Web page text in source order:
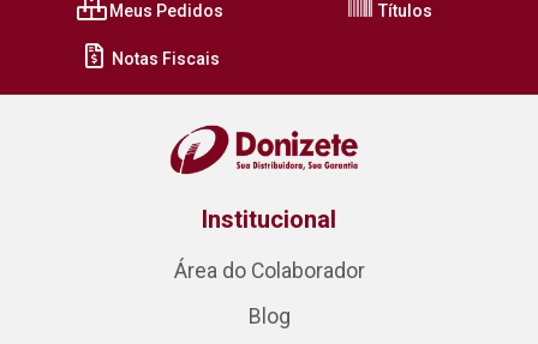
Meus Pedidos Títulos
Notas Fiscais
Institucional
Área do Colaborador
Blog